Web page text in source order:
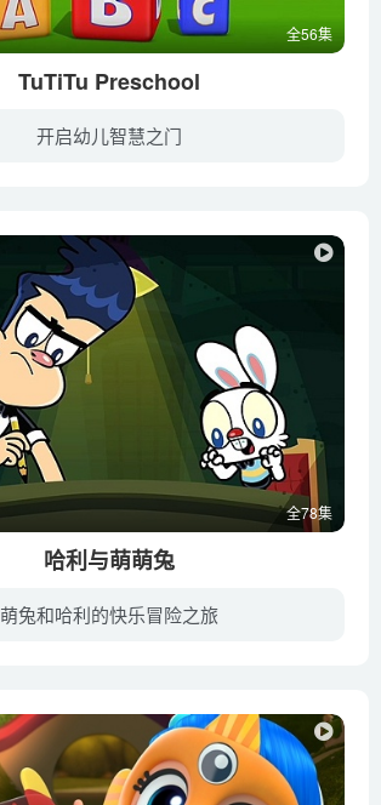
全56集
TuTiTu Preschool
开启幼儿智慧之门
全78集
哈利与萌萌兔
萌兔和哈利的快乐冒险之旅